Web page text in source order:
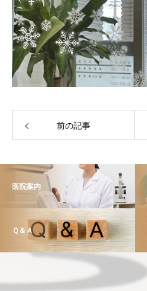
前の記事
医院案内
Ｑ＆Ａ